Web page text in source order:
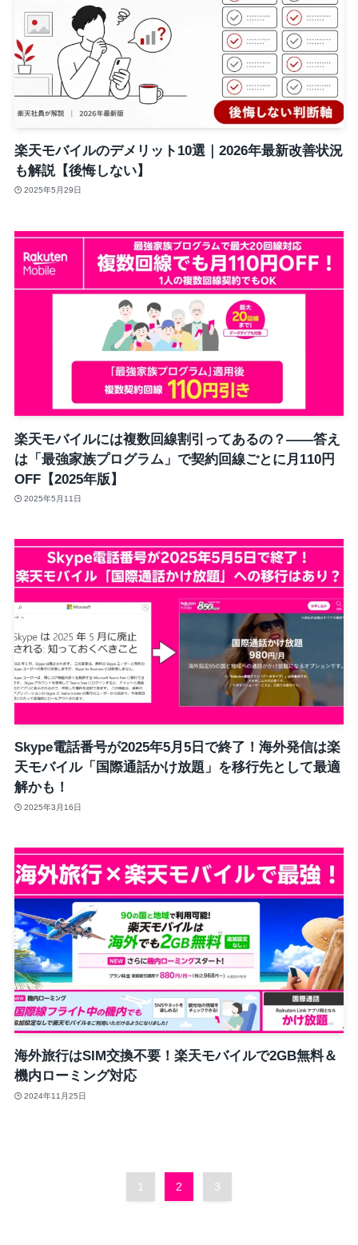
楽天モバイルのデメリット10選｜2026年最新改善状況
も解説【後悔しない】
2025年5月29日
楽天モバイルには複数回線割引ってあるの？――答え
は「最強家族プログラム」で契約回線ごとに月110円
OFF【2025年版】
2025年5月11日
Skype電話番号が2025年5月5日で終了！海外発信は楽
天モバイル「国際通話かけ放題」を移行先として最適
解かも！
2025年3月16日
海外旅行はSIM交換不要！楽天モバイルで2GB無料＆
機内ローミング対応
2024年11月25日
1 2 3